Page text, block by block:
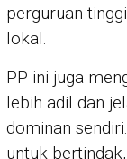
perguruan
lokal.
PP ini juga
lebih adil dan
dominan
untuk